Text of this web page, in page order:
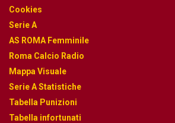
Cookies
Serie A
AS ROMA Femminile
Roma Calcio Radio
Mappa Visuale
Serie A Statistiche
Tabella Punizioni
Tabella infortunati